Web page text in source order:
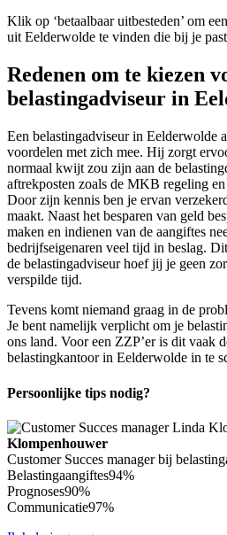
Klik op ‘betaalbaar uitbesteden’ om
uit Eelderwolde te vinden die bij je
Redenen om te kiezen
belastingadviseur in
Een belastingadviseur in Eelderwolde
voordelen met zich mee. Hij zorgt
normaal kwijt zou zijn aan de
aftrekposten zoals de MKB regeling
Door zijn kennis ben je ervan
maakt. Naast het besparen van geld
maken en indienen van de aangiftes
bedrijfseigenaren veel tijd in beslag.
de belastingadviseur hoef jij je geen
verspilde tijd.
Tevens komt niemand graag in de
Je bent namelijk verplicht om je
ons land. Voor een ZZP’er is dit vaak
belastingkantoor in Eelderwolde in te
Persoonlijke tips nodig?
Klompenhouwer
Customer Succes manager bij
Belastingaangiftes94%
Prognoses90%
Communicatie97%